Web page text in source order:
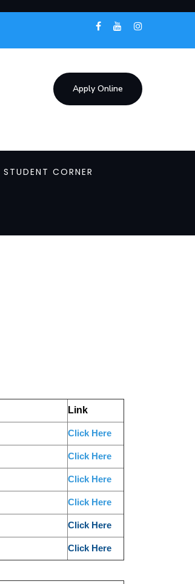
Apply Online
STUDENT CORNER
Link
Click Here
Click Here
Click Here
Click Here
Click Here
Click Here